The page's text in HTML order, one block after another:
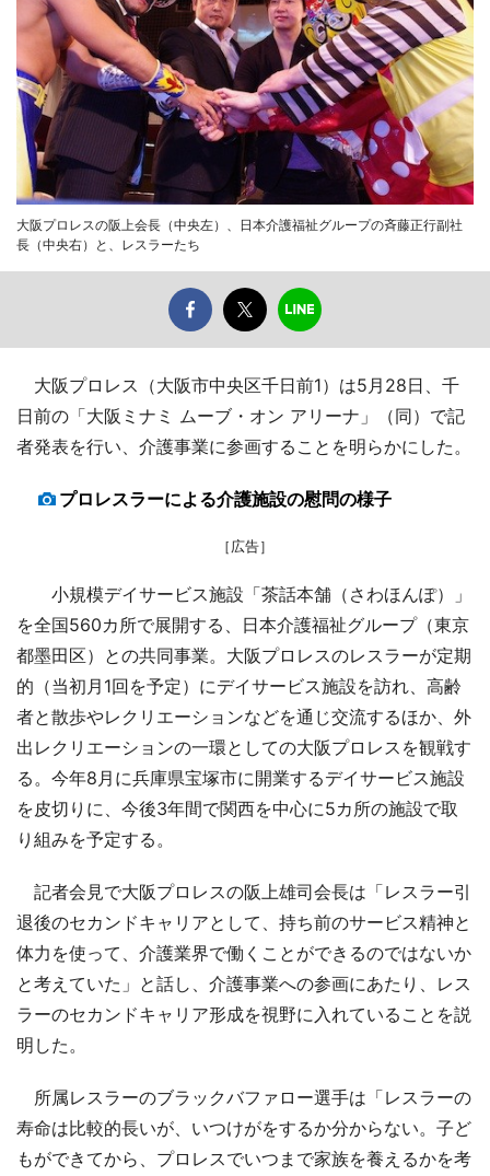
大阪プロレスの阪上会長（中央左）、日本介護福祉グループの斉藤正行副社
長（中央右）と、レスラーたち
大阪プロレス（大阪市中央区千日前1）は5月28日、千
日前の「大阪ミナミ ムーブ・オン アリーナ」（同）で記
者発表を行い、介護事業に参画することを明らかにした。
プロレスラーによる介護施設の慰問の様子
［広告］
小規模デイサービス施設「茶話本舗（さわほんぽ）」
を全国560カ所で展開する、日本介護福祉グループ（東京
都墨田区）との共同事業。大阪プロレスのレスラーが定期
的（当初月1回を予定）にデイサービス施設を訪れ、高齢
者と散歩やレクリエーションなどを通じ交流するほか、外
出レクリエーションの一環としての大阪プロレスを観戦す
る。今年8月に兵庫県宝塚市に開業するデイサービス施設
を皮切りに、今後3年間で関西を中心に5カ所の施設で取
り組みを予定する。
記者会見で大阪プロレスの阪上雄司会長は「レスラー引
退後のセカンドキャリアとして、持ち前のサービス精神と
体力を使って、介護業界で働くことができるのではないか
と考えていた」と話し、介護事業への参画にあたり、レス
ラーのセカンドキャリア形成を視野に入れていることを説
明した。
所属レスラーのブラックバファロー選手は「レスラーの
寿命は比較的長いが、いつけがをするか分からない。子ど
もができてから、プロレスでいつまで家族を養えるかを考